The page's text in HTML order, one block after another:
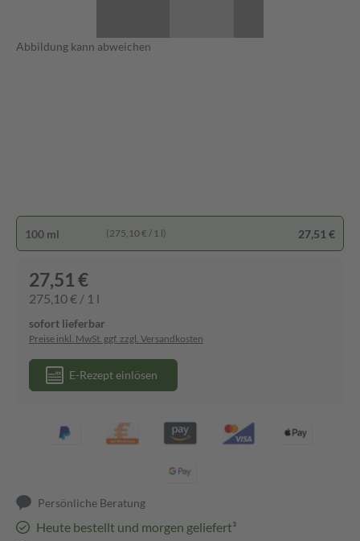
Abbildung kann abweichen
100 ml (275,10 € / 1 l) 27,51 €
27,51 €
275,10 € / 1 l
sofort lieferbar
Preise inkl. MwSt. ggf. zzgl. Versandkosten
E-Rezept einlösen
Persönliche Beratung
Heute bestellt und morgen geliefert³